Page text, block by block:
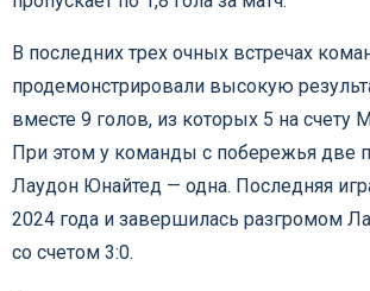
В последних трех очных встречах
продемонстрировали высокую
вместе 9 голов, из которых 5 на счету
При этом у команды с побережья две
Лаудон Юнайтед — одна. Последняя
2024 года и завершилась разгромом
со счетом 3:0.